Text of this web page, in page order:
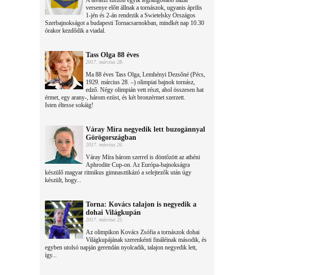
versenye előtt állnak a tornászok, ugyanis április
1-jén és 2-án rendezik a Swietelsky Országos
Szerbajnokságot a budapesti Tornacsarnokban, mindkét nap 10.30
órakor kezdődik a viadal.
Tass Olga 88 éves
2017. március 28.
Ma 88 éves Tass Olga, Lemhényi Dezsőné (Pécs,
1929. március 28. –) olimpiai bajnok tornász,
edző. Négy olimpián vett részt, ahol összesen hat
érmet, egy arany-, három ezüst, és két bronzérmet szerzett.
Isten éltesse sokáig!
Váray Míra negyedik lett buzogánnyal
Görögországban
2017. március 26.
Váray Míra három szerrel is döntőzött az athéni
Aphrodite Cup-on. Az Európa-bajnokságra
készülő magyar ritmikus gimnasztikázó a selejtezők után úgy
készült, hogy...
Torna: Kovács talajon is negyedik a
dohai Világkupán
2017. március 25.
Az olimpikon Kovács Zsófia a tornászok dohai
Világkupájának szerenkénti fináléinak második, és
egyben utolsó napján gerendán nyolcadik, talajon negyedik lett,
így...